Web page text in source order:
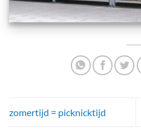
zomertijd = picknicktijd